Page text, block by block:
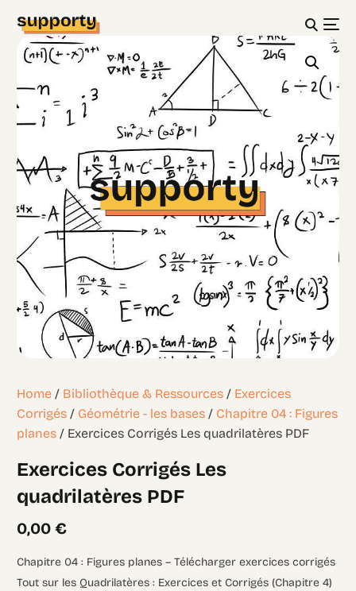
Home / Bibliothèque & Ressources / Exercices
Corrigés / Géométrie - les bases / Chapitre 04 : Figures
planes / Exercices Corrigés Les quadrilatères PDF
Exercices Corrigés Les
quadrilatères PDF
0,00€
Chapitre 04 : Figures planes – Télécharger exercices corrigés
Tout sur les Quadrilatères : Exercices et Corrigés (Chapitre 4)